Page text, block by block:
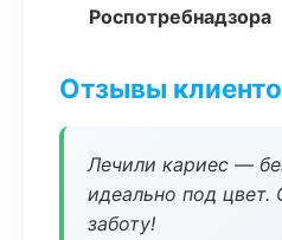
Роспотребнадзора
Отзывы
Лечили кариес —
идеально под цвет.
заботу!